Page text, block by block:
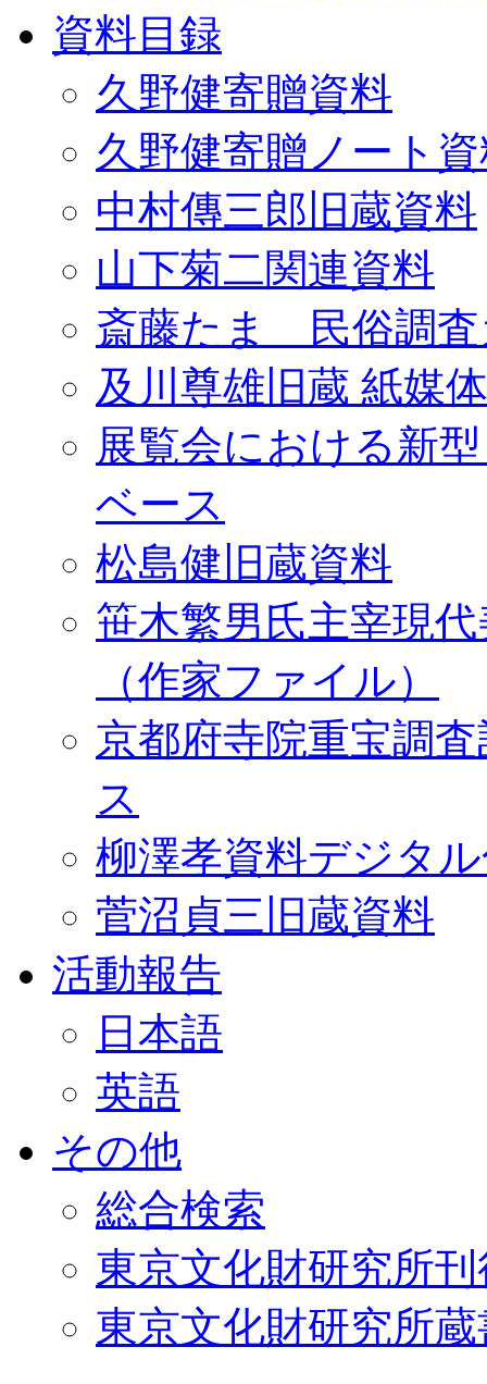
資料目録
久野健寄贈資料
久野健寄贈ノート
中村傳三郎旧蔵資料
山下菊二関連資料
斎藤たま 民俗調査
及川尊雄旧蔵 紙媒
展覧会における新
ベース
松島健旧蔵資料
笹木繁男氏主宰現
（作家ファイル）
京都府寺院重宝調
ス
柳澤孝資料デジタ
菅沼貞三旧蔵資料
活動報告
日本語
英語
その他
総合検索
東京文化財研究所
東京文化財研究所